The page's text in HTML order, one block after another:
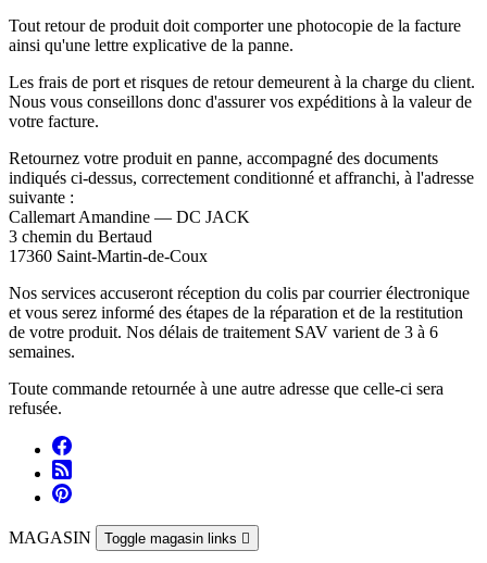
Tout retour de produit doit comporter une photocopie de la facture
ainsi qu'une lettre explicative de la panne.
Les frais de port et risques de retour demeurent à la charge du client.
Nous vous conseillons donc d'assurer vos expéditions à la valeur de
votre facture.
Retournez votre produit en panne, accompagné des documents
indiqués ci-dessus, correctement conditionné et affranchi, à l'adresse
suivante :
Callemart Amandine — DC JACK
3 chemin du Bertaud
17360 Saint-Martin-de-Coux
Nos services accuseront réception du colis par courrier électronique
et vous serez informé des étapes de la réparation et de la restitution
de votre produit. Nos délais de traitement SAV varient de 3 à 6
semaines.
Toute commande retournée à une autre adresse que celle-ci sera
refusée.
MAGASIN Toggle magasin links 